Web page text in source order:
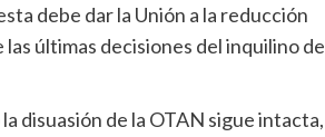
debe dar la Unión a la reducción
últimas decisiones del inquilino de